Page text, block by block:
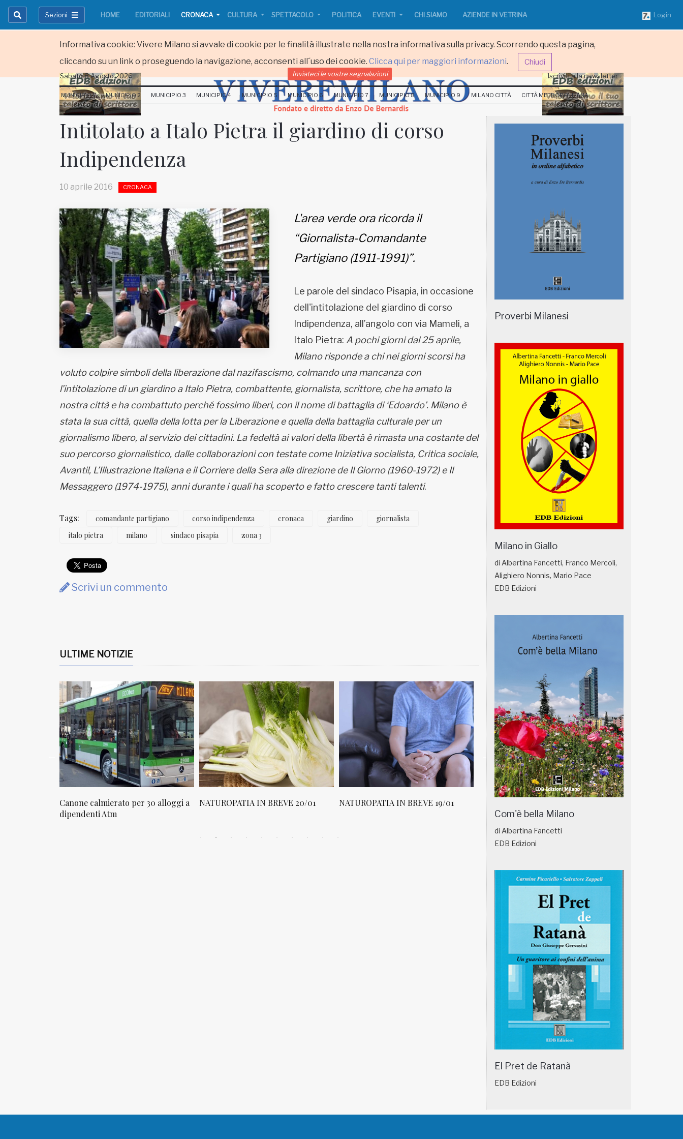
Informativa cookie: Vivere Milano si avvale di cookie per le finalità illustrate nella nostra informativa sulla privacy. Scorrendo questa pagina,
cliccando su un link o proseguendo la navigazione, acconsenti all´uso dei cookie. Clicca qui per maggiori informazioni. Chiudi
Sezioni HOME EDITORIALI CRONACA CULTURA SPETTACOLO POLITICA EVENTI CHI SIAMO AZIENDE IN VETRINA Login
Inviateci le vostre segnalazioni
Iscriviti alla newsletter
www.viveremilano.info
Fondato e diretto da Enzo De
EDB edizioni - Via Brivio angolo C.
Imbonati, 89 20159 Milano (Italia)
Informativa sulla privacy
Sabato 8 Agosto 2026 Inviateci le vostre segnalazioni Iscriviti alla newsletter
MUNICIPIO 1 MUNICIPIO 2 MUNICIPIO 3 MUNICIPIO 4 MUNICIPIO 5 MUNICIPIO 6 MUNICIPIO 7 MUNICIPIO 8 MUNICIPIO 9 MILANO CITTÀ CITTÀ METROPOLITANA
Intitolato a Italo Pietra il giardino di corso
Indipendenza
10 aprile 2016 CRONACA
L'area verde ora ricorda il
“Giornalista-Comandante
Partigiano (1911-1991)”.
Le parole del sindaco Pisapia, in occasione
dell'intitolazione del giardino di corso
Indipendenza, all’angolo con via Mameli, a
Italo Pietra: A pochi giorni dal 25 aprile,
Milano risponde a chi nei giorni scorsi ha
voluto colpire simboli della liberazione dal nazifascismo, colmando una mancanza con
l’intitolazione di un giardino a Italo Pietra, combattente, giornalista, scrittore, che ha amato la
nostra città e ha combattuto perché fossimo liberi, con il nome di battaglia di ‘Edoardo’. Milano è
stata la sua città, quella della lotta per la Liberazione e quella della battaglia culturale per un
giornalismo libero, al servizio dei cittadini. La fedeltà ai valori della libertà è rimasta una costante del
suo percorso giornalistico, dalle collaborazioni con testate come Iniziativa socialista, Critica sociale,
Avanti!, L’Illustrazione Italiana e il Corriere della Sera alla direzione de Il Giorno (1960-1972) e Il
Messaggero (1974-1975), anni durante i quali ha scoperto e fatto crescere tanti talenti.
Tags: comandante partigiano corso indipendenza cronaca giardino
giornalista
italo pietra
milano sindaco pisapia zona 3
Scrivi un commento
ULTIME NOTIZIE
Canone calmierato per 30 alloggi a
dipendenti Atm
NATUROPATIA IN BREVE 20/01 NATUROPATIA IN BREVE 19/01 NATUROPATIA IN BREVE 18/01
Proverbi Milanesi
Milano in Giallo
di Albertina Fancetti, Franco Mercoli,
Alighiero Nonnis, Mario Pace
EDB Edizioni
Com'è bella Milano
di Albertina Fancetti
EDB Edizioni
El Pret de Ratanà
EDB Edizioni